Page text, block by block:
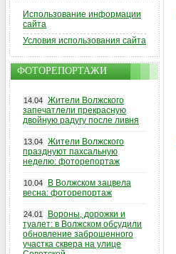
Использование информации
сайта
Условия использования сайта
ФОТОРЕПОРТАЖИ
14.04 Жители Волжского
запечатлели прекрасную
двойную радугу после ливня
13.04 Жители Волжского
празднуют пахсальную
неделю: фоторепортаж
10.04
В Волжском зацвела
весна: фоторепортаж
24.01
Вороны, дорожки и
туалет: в Волжском обсудили
обновление заброшенного
участка сквера на улице